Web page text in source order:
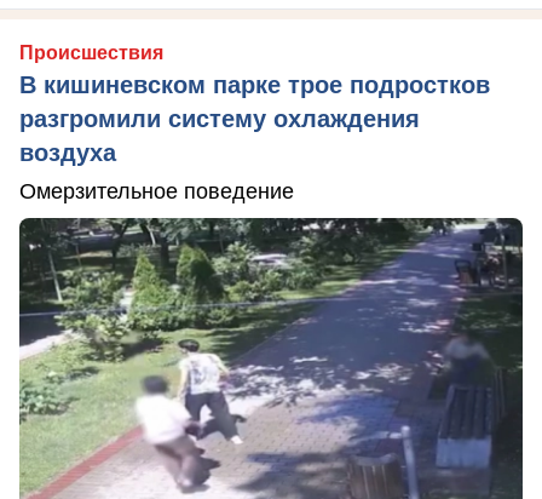
Происшествия
В кишиневском парке трое подростков
разгромили систему охлаждения
воздуха
Омерзительное поведение